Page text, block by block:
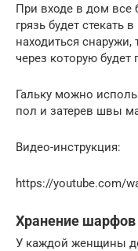
При входе в дом все
грязь будет стекать
находиться
через которую будет
Гальку можно
пол и затерев швы
Видео-инструкция:
https://youtube.com/
Хранение шарфов
У каждой женщины